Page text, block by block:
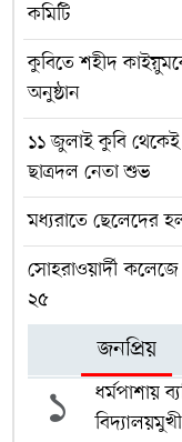
কমিটি
কুবিতে শহীদ
অনুষ্ঠান
১১ জুলাই কুবি থেকেই
ছাত্রদল নেতা শুভ
মধ্যরাতে ছেলেদের
সোহরাওয়ার্দী
২৫
জনপ্রিয়
১
ধর্মপাশায়